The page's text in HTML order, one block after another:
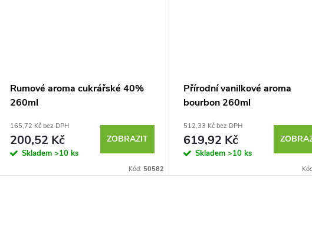
Rumové aroma cukrářské 40%
260ml
165,72 Kč bez DPH
200,52 Kč
Skladem >10 ks
ZOBRAZIT
Kód: 50582
Přírodní vanilkové aroma
bourbon 260ml
512,33 Kč bez DPH
619,92 Kč
Skladem >10 ks